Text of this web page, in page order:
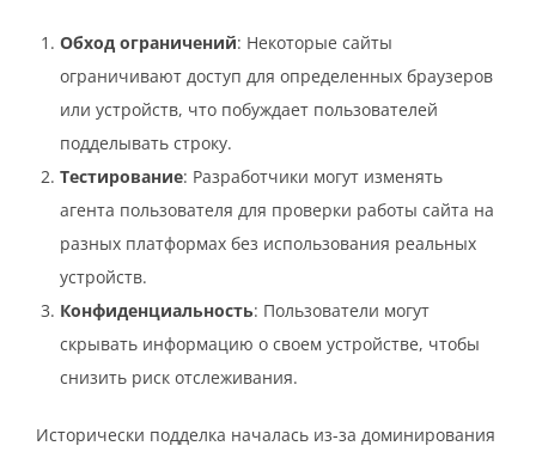
Обход ограничений: Некоторые сайты
ограничивают доступ для определенных браузеров
или устройств, что побуждает пользователей
подделывать строку.
Тестирование: Разработчики могут изменять
агента пользователя для проверки работы сайта на
разных платформах без использования реальных
устройств.
Конфиденциальность: Пользователи могут
скрывать информацию о своем устройстве, чтобы
снизить риск отслеживания.
Исторически подделка началась из-за доминирования